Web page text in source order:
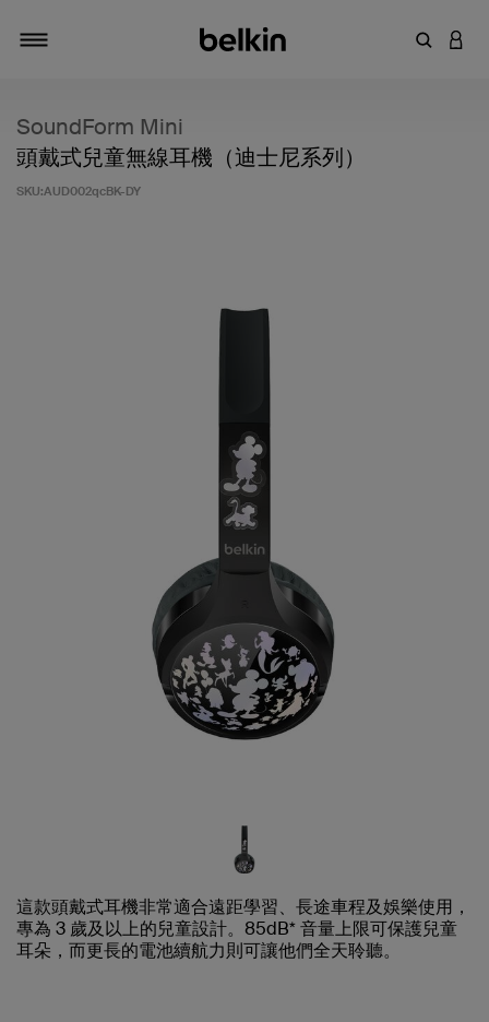
輸入關鍵
登入
SoundForm Mini
頭戴式兒童無線耳機（迪士尼系列）
SKU:AUD002qcBK-DY
這款頭戴式耳機非常適合遠距學習、長途車程及娛樂使用，
專為 3 歲及以上的兒童設計。85dB* 音量上限可保護兒童
耳朵，而更長的電池續航力則可讓他們全天聆聽。